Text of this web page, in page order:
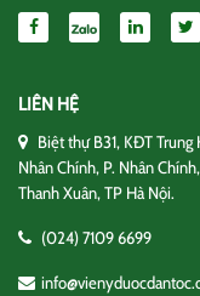
LIÊN HỆ
Biệt thự B31, KĐT Trung
Nhân Chính, P. Nhân
Thanh Xuân, TP Hà Nội.
(024) 7109 6699